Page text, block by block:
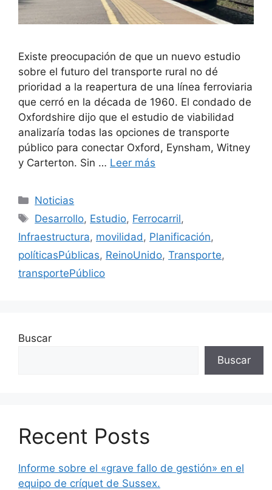
Existe preocupación de que un nuevo estudio
sobre el futuro del transporte rural no dé
prioridad a la reapertura de una línea ferroviaria
que cerró en la década de 1960. El condado de
Oxfordshire dijo que el estudio de viabilidad
analizaría todas las opciones de transporte
público para conectar Oxford, Eynsham, Witney
y Carterton. Sin … Leer más
Categorías
Noticias
Etiquetas
Desarrollo, Estudio, Ferrocarril,
Infraestructura, movilidad , Planificación,
políticasPúblicas, ReinoUnido, Transporte,
transportePúblico
Buscar
Buscar
Recent Posts
Informe sobre el «grave fallo de gestión» en el
equipo de críquet de Sussex.